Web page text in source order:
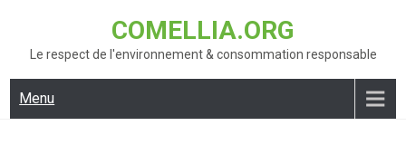
content
COMELLIA.ORG
Le respect de l'environnement & consommation responsable
Menu